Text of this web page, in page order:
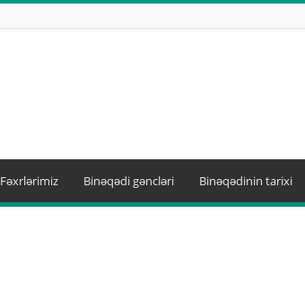
Fəxrlərimiz Binəqədi gəncləri Binəqədinin tarixi